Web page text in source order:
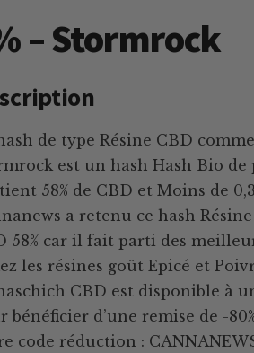
– Stormrock
de type Résine CBD
est un hash Hash Bio
58% de CBD et Moins de
a retenu ce hash
58% car il fait parti des
les résines goût Epicé et
CBD est disponible à
bénéficier d’une remise de -
code réduction :